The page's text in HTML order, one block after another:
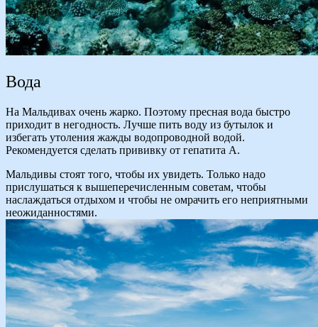
Вода
На Мальдивах очень жарко. Поэтому пресная вода быстро
приходит в негодность. Лучше пить воду из бутылок и
избегать утоления жажды водопроводной водой.
Рекомендуется сделать прививку от гепатита А.
Мальдивы стоят того, чтобы их увидеть. Только надо
прислушаться к вышеперечисленным советам, чтобы
наслаждаться отдыхом и чтобы не омрачить его неприятными
неожиданностями.